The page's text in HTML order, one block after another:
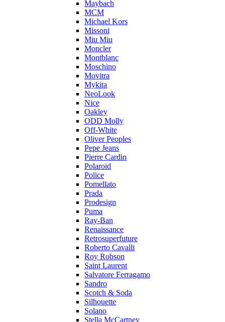
Maybach
MCM
Michael Kors
Missoni
Miu Miu
Moncler
Montblanc
Moschino
Movitra
Mykita
NeoLook
Nice
Oakley
ODD Molly
Off-White
Oliver Peoples
Pepe Jeans
Pierre Cardin
Polaroid
Police
Pomellato
Prada
Prodesign
Puma
Ray-Ban
Renaissance
Retrosuperfuture
Roberto Cavalli
Roy Robson
Saint Laurent
Salvatore Ferragamo
Sandro
Scotch & Soda
Silhouette
Solano
Stella McCartney